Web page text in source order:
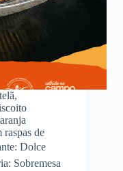
de
Dolce
Sobremesa